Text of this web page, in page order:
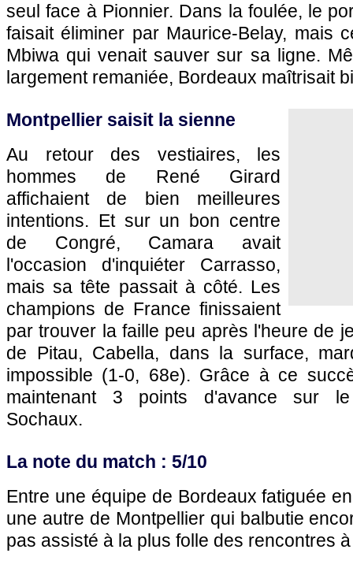
seul face à Pionnier. Dans la foulée, le
faisait éliminer par Maurice-Belay, mais
Mbiwa qui venait sauver sur sa ligne.
largement remaniée, Bordeaux maîtrisait
Montpellier saisit la sienne
Au retour des vestiaires, les
hommes de René Girard
affichaient de bien meilleures
intentions. Et sur un bon centre
de Congré, Camara avait
l'occasion d'inquiéter Carrasso,
mais sa tête passait à côté. Les
champions de France finissaient
par trouver la faille peu après l'heure de
de Pitau, Cabella, dans la surface,
impossible (1-0, 68e). Grâce à ce
maintenant 3 points d'avance sur
Sochaux.
La note du match : 5/10
Entre une équipe de Bordeaux fatiguée
une autre de Montpellierqui balbutie
pas assisté à la plus folle des rencontres